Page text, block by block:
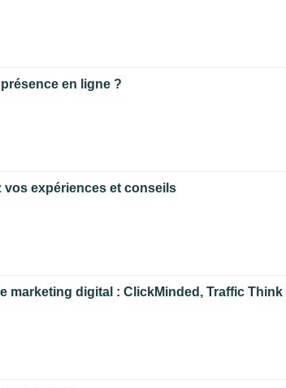
en ligne ?
vos expériences et conseils
marketing digital : ClickMinded, Traffic